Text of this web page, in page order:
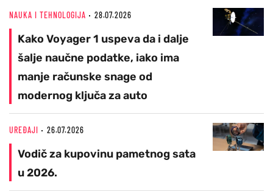
NAUKA I TEHNOLOGIJA 28.07.2026
Kako Voyager 1 uspeva da i dalje
šalje naučne podatke, iako ima
manje računske snage od
modernog ključa za auto
UREĐAJI 26.07.2026
Vodič za kupovinu pametnog sata
u 2026.